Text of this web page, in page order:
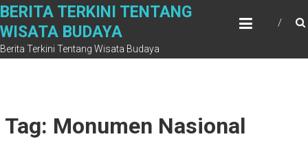
Skip
content
BERITA TERKINI TENTANG
WISATA BUDAYA
Berita Terkini Tentang Wisata Budaya
Tag: Monumen Nasional